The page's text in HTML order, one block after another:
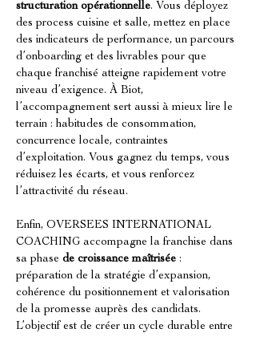
structuration opérationnelle. Vous déployez
des process cuisine et salle, mettez en place
des indicateurs de performance, un parcours
d’onboarding et des livrables pour que
chaque franchisé atteigne rapidement votre
niveau d’exigence. À Biot,
l’accompagnement sert aussi à mieux lire le
terrain : habitudes de consommation,
concurrence locale, contraintes
d’exploitation. Vous gagnez du temps, vous
réduisez les écarts, et vous renforcez
l’attractivité du réseau.
Enfin, OVERSEES INTERNATIONAL
COACHING accompagne la franchise dans
sa phase de croissance maîtrisée :
préparation de la stratégie d’expansion,
cohérence du positionnement et valorisation
de la promesse auprès des candidats.
L’objectif est de créer un cycle durable entre